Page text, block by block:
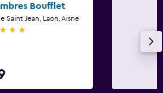
Boufflet
Saint Jean, Laon, Aisne
3 estrellas